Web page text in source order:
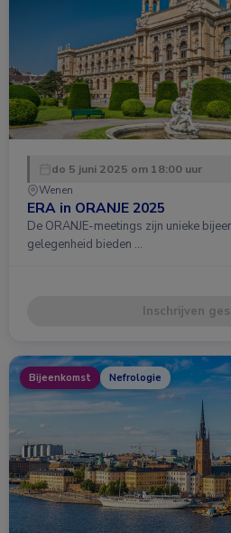
do 5 juni 2025 om 18:00 uur
Wenen
ERA in ORANJE 2025
De ORANJE-meetings zijn unieke
gelegenheid bieden …
Inschrijven
Bijeenkomst Nefrologie